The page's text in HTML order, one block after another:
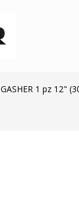
GASHER 1 pz 12"